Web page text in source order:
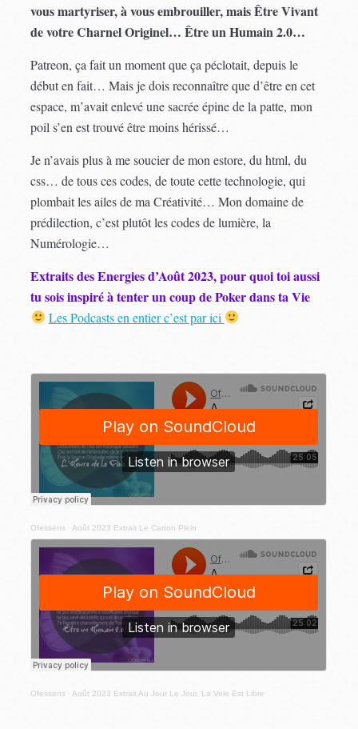
vous martyriser, à vous embrouiller, mais Être Vivant
de votre Charnel Originel… Être un Humain 2.0…
Patreon, ça fait un moment que ça péclotait, depuis le
début en fait… Mais je dois reconnaître que d’être en cet
espace, m’avait enlevé une sacrée épine de la patte, mon
poil s’en est trouvé être moins hérissé…
Je n’avais plus à me soucier de mon estore, du html, du
css… de tous ces codes, de toute cette technologie, qui
plombait les ailes de ma Créativité… Mon domaine de
prédilection, c’est plutôt les codes de lumière, la
Numérologie…
Extraits des Energies d’Août 2023, pour quoi toi aussi
tu sois inspiré à tenter un coup de Poker dans ta Vie
Les Podcasts en entier c’est par ici
Ofessens · Août 2023 Extrait Le Carton Plein
Ofessens · Août 2023 Extrait Au Jour Le Jour, La Voie Est Libre